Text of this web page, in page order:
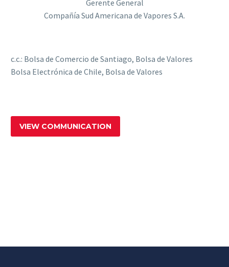
Gerente General
Compañía Sud Americana de Vapores S.A.
c.c.: Bolsa de Comercio de Santiago, Bolsa de Valores
Bolsa Electrónica de Chile, Bolsa de Valores
VIEW COMMUNICATION